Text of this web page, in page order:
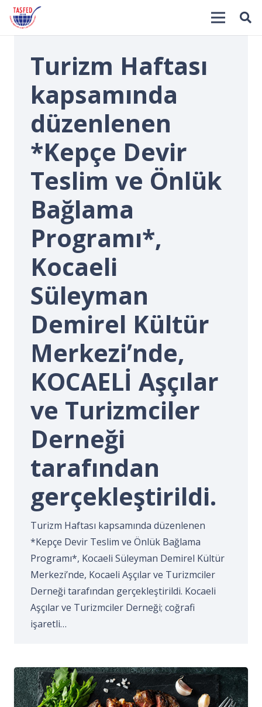
Turizm Haftası
kapsamında
düzenlenen
*Kepçe Devir
Teslim ve Önlük
Bağlama
Programı*,
Kocaeli
Süleyman
Demirel Kültür
Merkezi’nde,
KOCAELİ Aşçılar
ve Turizmciler
Derneği
tarafından
gerçekleştirildi.
Turizm Haftası kapsamında düzenlenen
*Kepçe Devir Teslim ve Önlük Bağlama
Programı*, Kocaeli Süleyman Demirel Kültür
Merkezi’nde, Kocaeli Aşçılar ve Turizmciler
Derneği tarafından gerçekleştirildi. Kocaeli
Aşçılar ve Turizmciler Derneği; coğrafi
işaretli…